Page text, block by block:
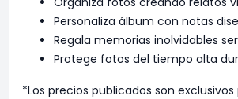
Personaliza álbum con notas
Regala memorias inolvidables
Protege fotos del tiempo alta
*Los precios publicados son